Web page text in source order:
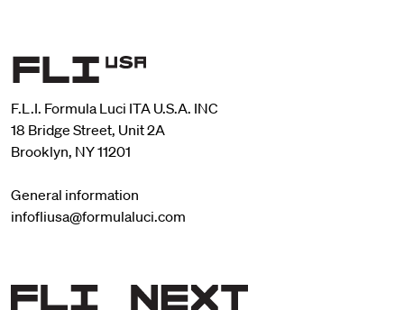
F.L.I. Formula Luci ITA U.S.A. INC
18 Bridge Street, Unit 2A
Brooklyn, NY 11201
General information
infofliusa@formulaluci.com